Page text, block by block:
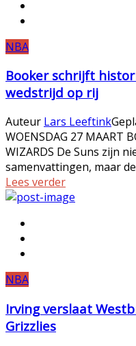
NBA
Booker schrijft
wedstrijd op rij
Auteur Lars Leeftink
WOENSDAG 27 MAART
WIZARDS De Suns zijn
samenvattingen, maar
Lees verder
NBA
Irving verslaat
Grizzlies